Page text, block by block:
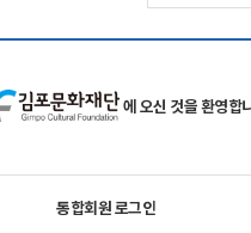
에 오신 것을 환영합
통합회원 로그인